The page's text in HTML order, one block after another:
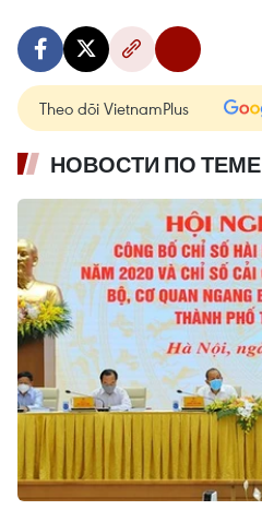
Theo dõi VietnamPlus
НОВОСТИ ПО ТЕМЕ